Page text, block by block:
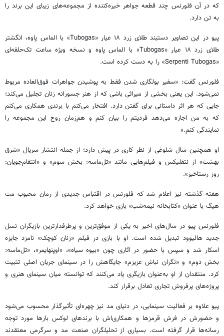
که در آن فلورنس چند قطعه جواهر خیره‌کننده از مجموعه‌های زیبای این برند را
به تن دارد.
پیو در این تصاویر دستبند طلای زرد ۱۸ عیار «Tubogas» با الماس پاوه، انگشتر
طلای زرد ۱۸ عیار «Tubogas» با الماس پاوه و نسخه ویژه ساعت تک‌حلقه‌ای
«Serpenti Tubogas» را به دست کرده است.
فلورنس گفت: «سفیر بولگاری شدن فقط به پوشیدن جواهرات فوق‌العاده مربوط
نمی‌شود. این یعنی بخشی از میراثی باشی که از هنر جسورانه زنان تجلیل می‌کند؛
جایی که هر اثر داستانی برای گفتن دارد. افتخار می‌کنم با برندی همکاری می‌کنم
که به من اجازه می‌دهد فردیتم را بیان کنم و هم‌زمان روح این مجموعه را
نمایندگی کنم.»
او همچنین سال شلوغی از نظر کاری در پیش دارد؛ از جمله انتشار سریال «شرق
بهشت» از نتفلیکس و فیلم‌هایی مانند «تل‌ماسه: بخش سوم» و «انتقام‌جویان:
روز رستاخیز».
هفته گذشته نیز اعلام شد که فلورنس در اقتباس جدیدی از رمان محبوب مت
هیگ با عنوان «کتابخانه نیمه‌شب» بازی خواهد کرد.
فلورنس پیو در سال‌های اخیر به یکی از موفق‌ترین و پرطرفدارترین بازیگران نسل
جدید هالیوود تبدیل شده است. او با بازی در فیلم «زنان کوچک» نامزد جایزه
اسکار شد و سپس با حضور در آثاری چون «بیوه سیاه»، «اوپنهایمر»، «تل‌ماسه:
بخش دوم» و «نگران نباش عزیزم» جایگاهش را در سینمای جریان اصلی تثبیت
کرد. منتقدان از او به‌عنوان بازیگری یاد می‌کنند که توانسته میان سینمای هنری و
پروژه‌های پرفروش تجاری تعادل برقرار کند.
پیو علاوه بر فعالیت سینمایی، در دنیای مد نیز چهره‌ای تأثیرگذار محسوب می‌شود
و حضورش در فرش قرمزها و همکاری‌اش با برندهای لوکس بارها مورد توجه
رسانه‌ها قرار گرفته است. بسیاری از تحلیلگران صنعت مد و سرگرمی معتقدند